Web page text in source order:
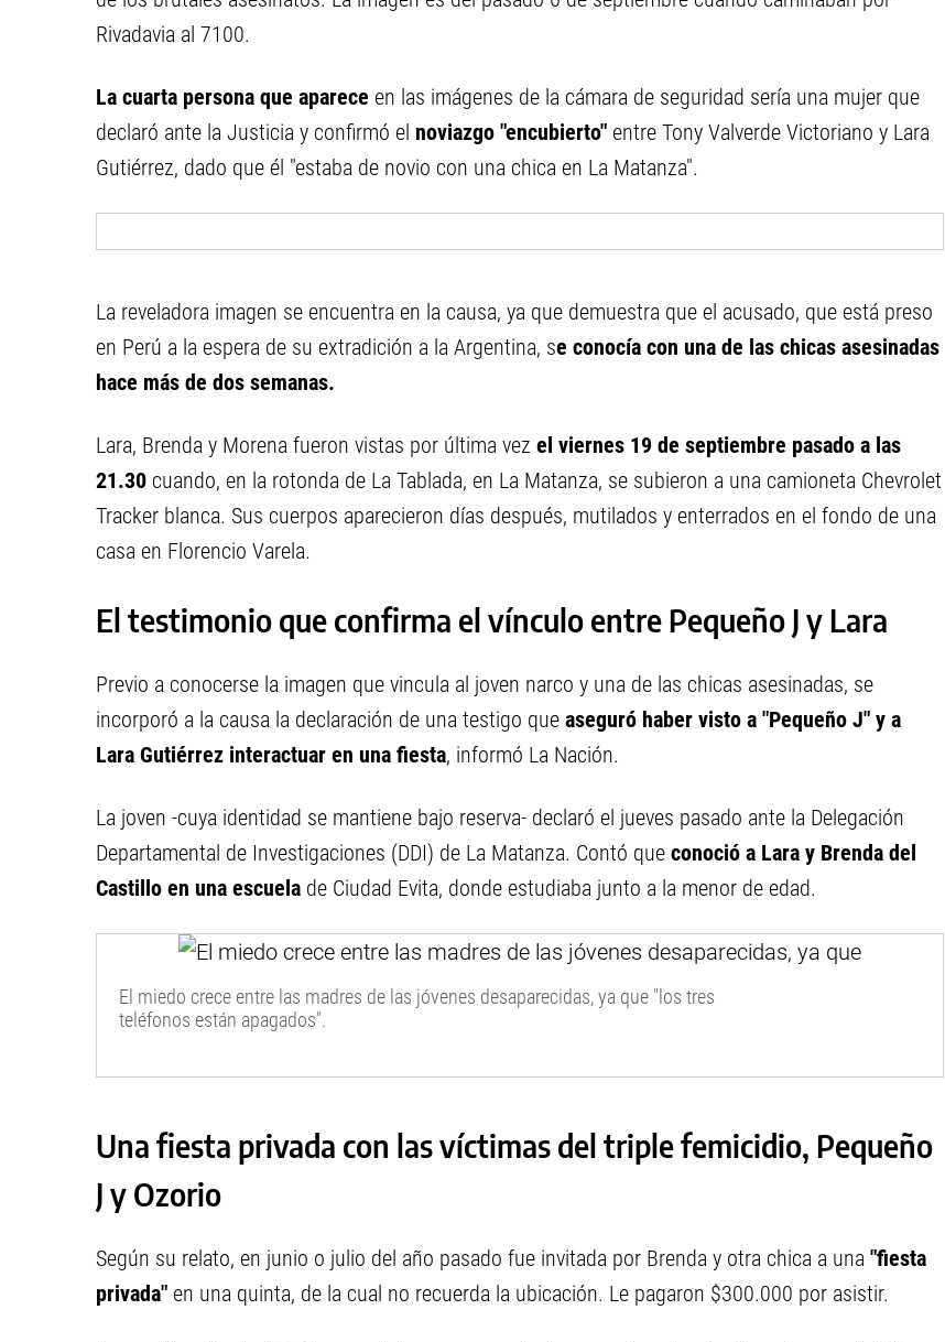
Rivadavia al 7100.
La cuarta persona que aparece en las imágenes de la cámara de seguridad sería una mujer que
declaró ante la Justicia y confirmó el noviazgo "encubierto" entre Tony Valverde Victoriano y Lara
Gutiérrez, dado que él "estaba de novio con una chica en La Matanza".
La reveladora imagen se encuentra en la causa, ya que demuestra que el acusado, que está preso
en Perú a la espera de su extradición a la Argentina, se conocía con una de las chicas asesinadas
hace más de dos semanas.
Lara, Brenda y Morena fueron vistas por última vez el viernes 19 de septiembre pasado a las
21.30 cuando, en la rotonda de La Tablada, en La Matanza, se subieron a una camioneta Chevrolet
Tracker blanca. Sus cuerpos aparecieron días después, mutilados y enterrados en el fondo de una
casa en Florencio Varela.
El testimonio que confirma el vínculo entre Pequeño J y Lara
Previo a conocerse la imagen que vincula al joven narco y una de las chicas asesinadas, se
incorporó a la causa la declaración de una testigo que aseguró haber visto a "Pequeño J" y a
Lara Gutiérrez interactuar en una fiesta, informó La Nación.
La joven -cuya identidad se mantiene bajo reserva- declaró el jueves pasado ante la Delegación
Departamental de Investigaciones (DDI) de La Matanza. Contó que conoció a Lara y Brenda del
Castillo en una escuela de Ciudad Evita, donde estudiaba junto a la menor de edad.
El miedo crece entre las madres de las jóvenes desaparecidas, ya que "los tres
teléfonos están apagados".
Una fiesta privada con las víctimas del triple femicidio, Pequeño
J y Ozorio
Según su relato, en junio o julio del año pasado fue invitada por Brenda y otra chica a una "fiesta
privada" en una quinta, de la cual no recuerda la ubicación. Le pagaron $300.000 por asistir.